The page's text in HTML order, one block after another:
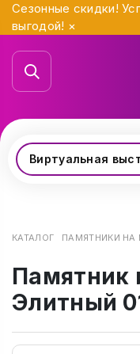
Сезонные скидки!
выгодой! ×
Виртуальная
КАТАЛОГ ПАМЯТНИКИ НА
Памятник
Элитный